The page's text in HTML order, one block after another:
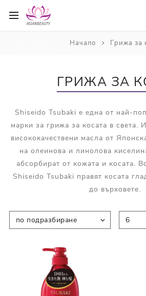
Начало Грижа за
ГРИЖА ЗА
Shiseido Tsubaki е една от най-
марки за грижа за косата в света.
висококачествени масла от
на олеинова и линолова
абсорбират от кожата и косата.
Shiseido Tsubaki правят косата
до върховете.